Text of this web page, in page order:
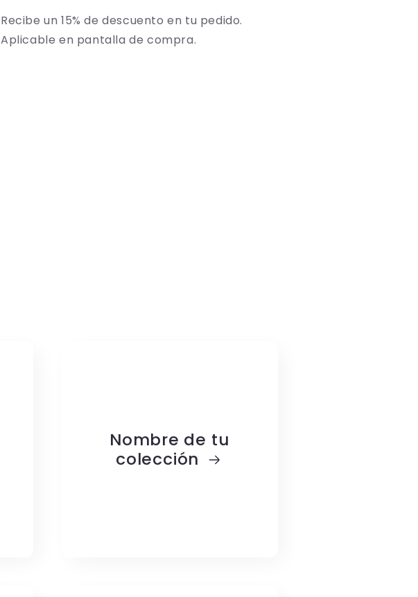
Recibe un 15% de descuento en tu pedido.
Aplicable en pantalla de compra.
Nombre de tu
colección